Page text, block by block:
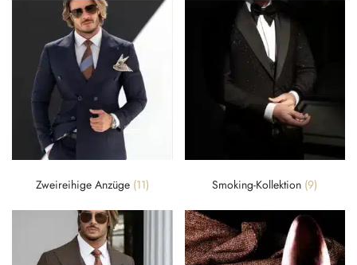
Zweireihige Anzüge (11) Smoking-Kollektion (9)